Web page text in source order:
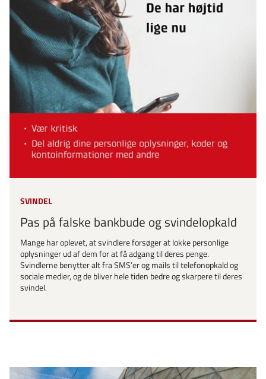
SVINDEL
Pas på falske bankbude og svindelopkald
Mange har oplevet, at svindlere forsøger at lokke personlige
oplysninger ud af dem for at få adgang til deres penge.
Svindlerne benytter alt fra SMS’er og mails til telefonopkald og
sociale medier, og de bliver hele tiden bedre og skarpere til deres
svindel.